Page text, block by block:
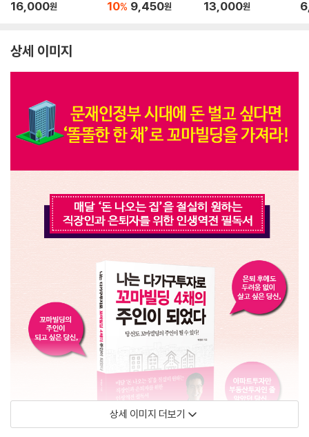
16,000원 10% 9,450원 13,000원
상세 이미지
상세 이미지 더보기